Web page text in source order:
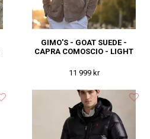
GIMO'S - GOAT SUEDE -
CAPRA COMOSCIO - LIGHT
11 999 kr